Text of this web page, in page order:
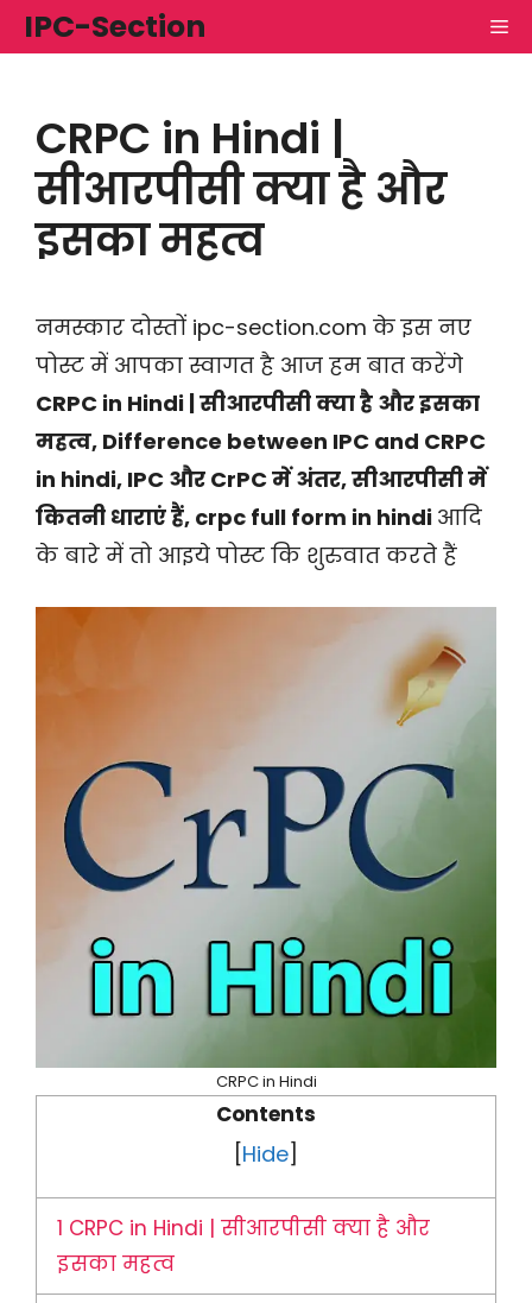
Skip
to
IPC-Section
CRPC in Hindi |
सीआरपीसी क्या है और
इसका महत्व
नमस्कार दोस्तों ipc-section.com के इस नए
पोस्ट में आपका स्वागत है आज हम बात करेंगे
CRPC in Hindi | सीआरपीसी क्या है और इसका
महत्व, Difference between IPC and CRPC
in hindi, IPC और CrPC में अंतर, सीआरपीसी में
कितनी धाराएं हैं, crpc full form in hindi आदि
के बारे में तो आइये पोस्ट कि शुरुवात करते हैं
CRPC in Hindi
Contents
[Hide]
1 CRPC in Hindi | सीआरपीसी क्या है और
इसका महत्व